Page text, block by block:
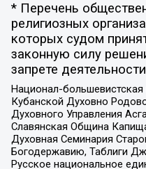
* Перечень
религиозных
которых судом
законную силу
запрете
Национал-
Кубанской Духовно
Духовного Управления
Славянская Община
Духовная Семинария
Богодержавию, Таблиги
Русское национальное